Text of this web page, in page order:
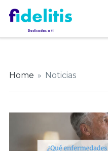
Home » Noticias